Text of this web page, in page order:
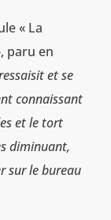
« La
paru en
et se
connaissant
et le tort
diminuant,
sur le bureau